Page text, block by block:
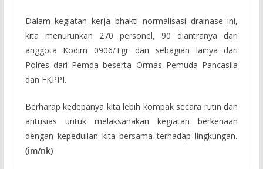
Dalam kegiatan kerja bhakti normalisasi drainase ini,
kita menurunkan 270 personel, 90 diantranya dari
anggota Kodim 0906/Tgr dan sebagian lainya dari
Polres dari Pemda beserta Ormas Pemuda Pancasila
dan FKPPI.
Berharap kedepanya kita lebih kompak secara rutin dan
antusias untuk melaksanakan kegiatan berkenaan
dengan kepedulian kita bersama terhadap lingkungan.
(im/nk)